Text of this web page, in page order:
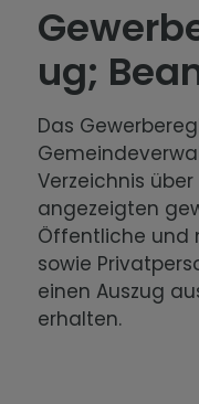
ug;
Das
Verzeichnis
angezeigten
Öffentliche und
sowie
einen Auszug
erhalten.